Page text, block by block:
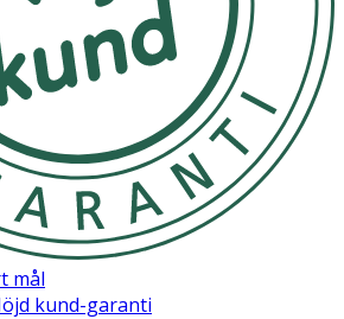
mål
kund-garanti